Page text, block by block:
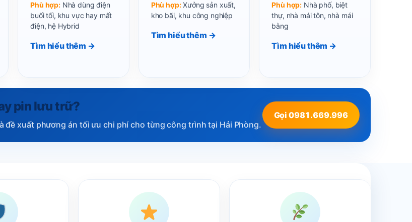
Phù hợp:Nhà dùng điện
buổi tối, khu vực hay mất
điện, hệ Hybrid
Tìm hiểu thêm →
Phù hợp:Xưởng sản xuất,
kho bãi, khu công nghiệp
Tìm hiểu thêm →
Phù hợp: Nhà phố, biệt
thự, nhà mái tôn, nhà mái
bằng
Tìm hiểu thêm →
pin lưu trữ?
xuất phương án tối ưu chi phí cho từng công trình tại Hải Phòng.
Gọi 0981.669.996